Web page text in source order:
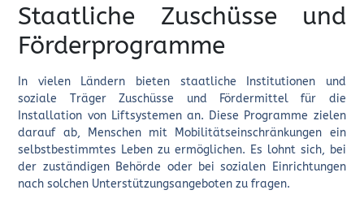
Staatliche Zuschüsse und
Förderprogramme
In vielen Ländern bieten staatliche Institutionen und
soziale Träger Zuschüsse und Fördermittel für die
Installation von Liftsystemen an. Diese Programme zielen
darauf ab, Menschen mit Mobilitätseinschränkungen ein
selbstbestimmtes Leben zu ermöglichen. Es lohnt sich, bei
der zuständigen Behörde oder bei sozialen Einrichtungen
nach solchen Unterstützungsangeboten zu fragen.